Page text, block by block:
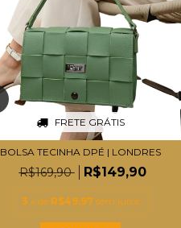
FRETE GRÁTIS
BOLSA TECINHA DPÉ | LONDRES
R$169,90 R$149,90
3 x de R$49,97 sem juros